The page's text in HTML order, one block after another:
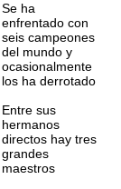
Se ha
enfrentado con
seis campeones
del mundo y
ocasionalmente
los ha derrotado
Entre sus
hermanos
directos hay tres
grandes
maestros